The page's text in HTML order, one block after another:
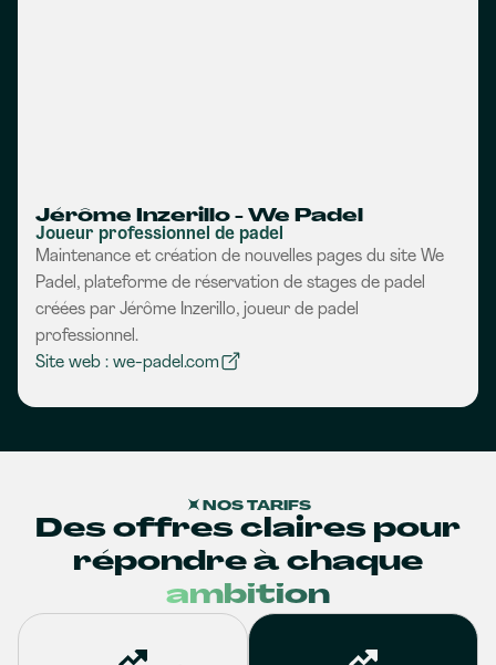
Jérôme Inzerillo - We Padel
Joueur professionnel de padel
Maintenance et création de nouvelles pages du site We
Padel, plateforme de réservation de stages de padel
créées par Jérôme Inzerillo, joueur de padel
professionnel.
Site web : we-padel.com
NOS TARIFS
Des offres claires pour
répondre à chaque
ambition